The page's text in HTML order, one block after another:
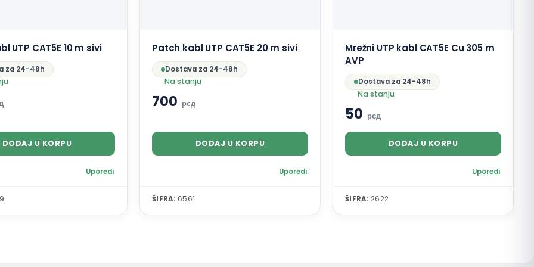
UTP CAT5E 10 m sivi
za 24-48h
DODAJ U KORPU
Uporedi
Patch kabl UTP CAT5E 20 m sivi
Dostava za 24-48h
Na stanju
700 рсд
DODAJ U KORPU
Uporedi
ŠIFRA: 6561
Mrežni UTP kabl CAT5E Cu 305 m
AVP
Dostava za 24-48h
Na stanju
50 рсд
DODAJ U KORPU
Uporedi
ŠIFRA: 2622